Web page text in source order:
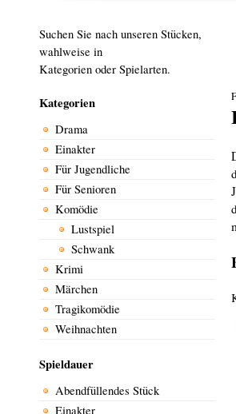
Suchen Sie nach unseren Stücken,
wahlweise in
Kategorien oder Spielarten.
Kategorien
Drama
Einakter
Für Jugendliche
Für Senioren
Komödie
Lustspiel
Schwank
Krimi
Märchen
Tragikomödie
Weihnachten
Spieldauer
Abendfüllendes Stück
Einakter